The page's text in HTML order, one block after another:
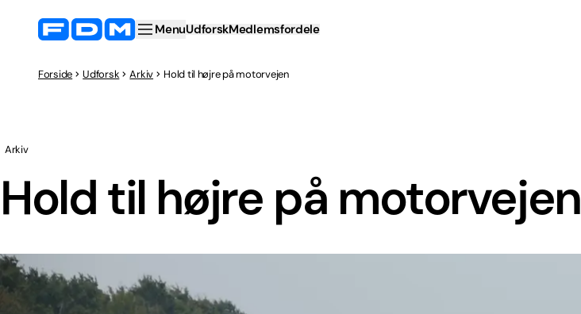
MenuUdforskMedlemsfordele
Forside Udforsk Arkiv Hold til højre på motorvejen
Hold til højre på motorvejen
Arkiv